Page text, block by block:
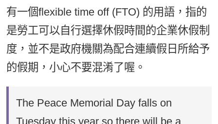
有一個flexible time off (FTO) 的用語，指的
是勞工可以自行選擇休假時間的企業休假制
度，並不是政府機關為配合連續假日所給予
的假期，小心不要混淆了喔。
The Peace Memorial Day falls on
Tuesday this year so there will be a